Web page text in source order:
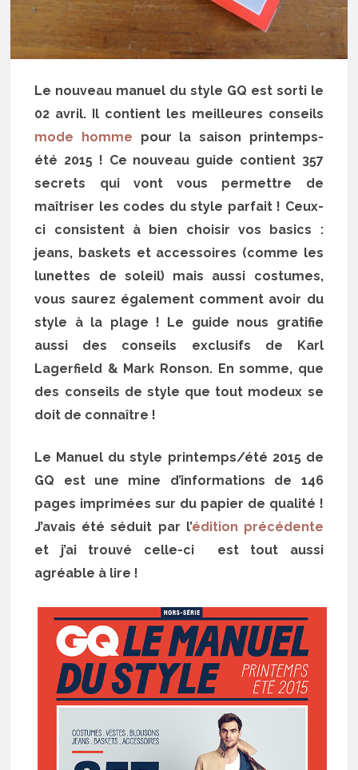
Le nouveau manuel du style GQ est sorti le
02 avril. Il contient les meilleures conseils
mode homme pour la saison printemps-
été 2015 ! Ce nouveau guide contient 357
secrets qui vont vous permettre de
maîtriser les codes du style parfait ! Ceux-
ci consistent à bien choisir vos basics :
jeans, baskets et accessoires (comme les
lunettes de soleil) mais aussi costumes,
vous saurez également comment avoir du
style à la plage ! Le guide nous gratifie
aussi des conseils exclusifs de Karl
Lagerfield & Mark Ronson. En somme, que
des conseils de style que tout modeux se
doit de connaître !
Le Manuel du style printemps/été 2015 de
GQ est une mine d’informations de 146
pages imprimées sur du papier de qualité !
J’avais été séduit par l’édition précédente
et j’ai trouvé celle-ci est tout aussi
agréable à lire !